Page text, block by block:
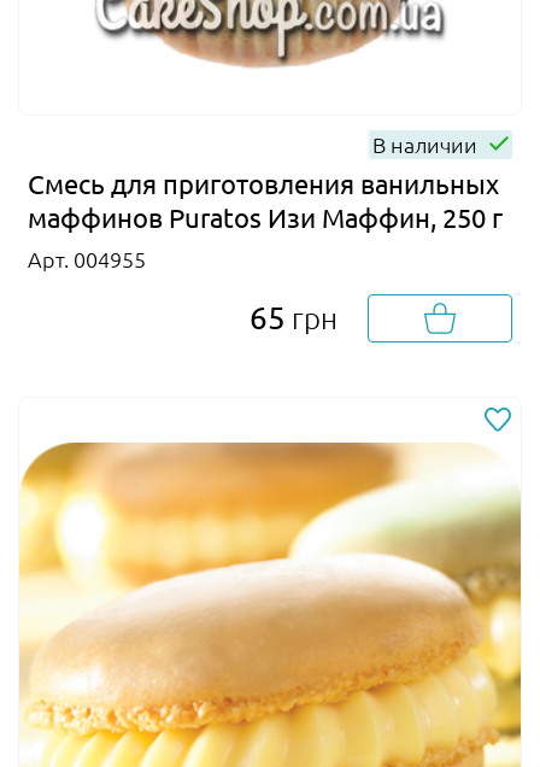
В наличии
Смесь для приготовления ванильных
маффинов Puratos Изи Маффин, 250 г
Арт. 004955
65 грн